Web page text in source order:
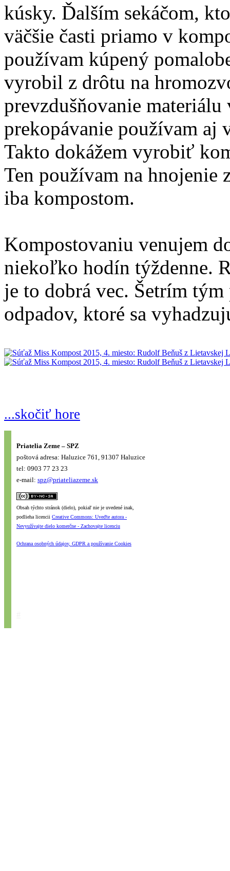
kúsky. Ďalším sekáčom,
väčšie časti priamo v
používam kúpený
vyrobil z drôtu na
prevzdušňovanie
prekopávanie používam aj
Takto dokážem vyrobiť
Ten používam na
iba kompostom.
Kompostovaniu venujem
niekoľko hodín týždenne.
je to dobrá vec. Šetrím
odpadov, ktoré sa
...skočiť hore
Priatelia Zeme – SPZ
poštová adresa: Haluzice 761, 91307 Haluzice
tel: 0903 77 23 23
e-mail: spz@priateliazeme.sk
Obsah týchto stránok (dielo), pokiaľ nie je uvedené inak,
podlieha licencii Creative Commons: Uveďte autora -
Nevyužívajte dielo komerčne - Zachovajte licenciu
Ochrana osobných údajov, GDPR a používanie Cookies